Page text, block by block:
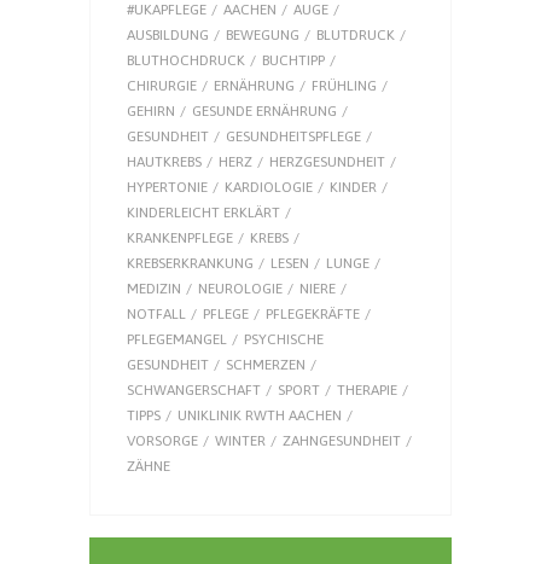
#UKAPFLEGE AACHEN
AUGE
AUSBILDUNG
BEWEGUNG
BLUTDRUCK
BLUTHOCHDRUCK
BUCHTIPP
CHIRURGIE
ERNÄHRUNG
FRÜHLING
GEHIRN
GESUNDE ERNÄHRUNG
GESUNDHEIT
GESUNDHEITSPFLEGE
HAUTKREBS
HERZ
HERZGESUNDHEIT
HYPERTONIE
KARDIOLOGIE
KINDER
KINDERLEICHT ERKLÄRT
KRANKENPFLEGE
KREBS
KREBSERKRANKUNG
LESEN
LUNGE
MEDIZIN
NEUROLOGIE
NIERE
NOTFALL
PFLEGE
PFLEGEKRÄFTE
PFLEGEMANGEL
PSYCHISCHE
GESUNDHEIT
SCHMERZEN
SCHWANGERSCHAFT
SPORT
THERAPIE
TIPPS
UNIKLINIK RWTH AACHEN
VORSORGE
WINTER
ZAHNGESUNDHEIT
ZÄHNE